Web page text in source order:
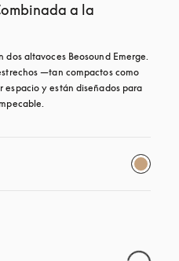
a la
altavoces Beosound Emerge.
—tan compactos como
y están diseñados para